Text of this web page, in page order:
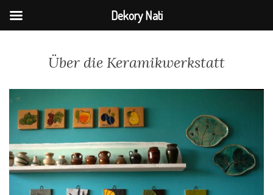
Über die Keramikwerkstatt
Dekory Nati